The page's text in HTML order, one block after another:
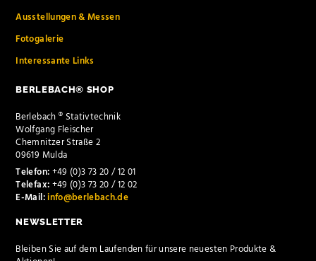
Ausstellungen & Messen
Fotogalerie
Interessante Links
BERLEBACH® SHOP
Berlebach ® Stativtechnik
Wolfgang Fleischer
Chemnitzer Straße 2
09619 Mulda
Telefon:+49 (0)3 73 20 / 12 01
Telefax:+49 (0)3 73 20 / 12 02
E-Mail:info@berlebach.de
NEWSLETTER
Bleiben Sie auf dem Laufenden für unsere neuesten Produkte &